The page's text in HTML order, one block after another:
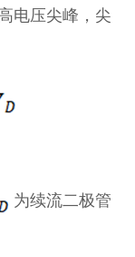
电压尖峰，尖
为续流二极管